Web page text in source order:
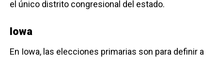
el único distrito congresional del estado.
Iowa
En Iowa, las elecciones primarias son para definir a